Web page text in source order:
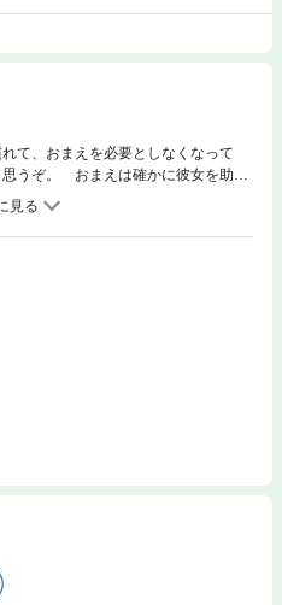
て、おまえを必要としなくなって
うぞ。 おまえは確かに彼女を助け
を訪れなくなった花梨。いっぽう一
の殺人事件に、東京の事務所と合同
能でも視えない刺殺事件が発生。花
一野は不快を覚えてしまうが。異能